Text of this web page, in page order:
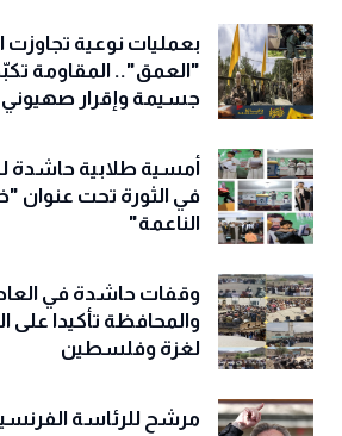
بعمليات نوعية تجاوزت
"العمق".. المقاومة
جسيمة وإقرار صهيوني
أمسية طلابية حاشدة
في الثورة تحت عنوان
الناعمة"
وقفات حاشدة في
والمحافظة تأكيدا على
لغزة وفلسطين
مرشح للرئاسة